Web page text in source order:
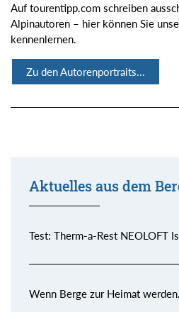
Auf tourentipp.com schreiben
Alpinautoren – hier können Sie
kennenlernen.
Zu den Autorenportraits...
Aktuelles aus dem
Test: Therm-a-Rest NEOLOFT
Wenn Berge zur Heimat werden…